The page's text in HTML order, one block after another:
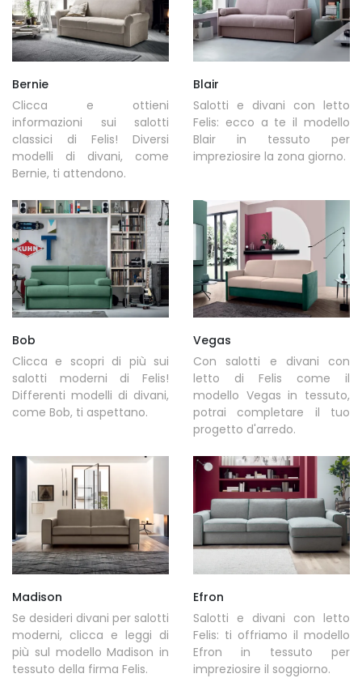
Bernie
Clicca e ottieni
informazioni sui salotti
classici di Felis! Diversi
modelli di divani, come
Bernie, ti attendono.
Blair
Salotti e divani con letto
Felis: ecco a te il modello
Blair in tessuto per
impreziosire la zona giorno.
Bob
Clicca e scopri di più sui
salotti moderni di Felis!
Differenti modelli di divani,
come Bob, ti aspettano.
Vegas
Con salotti e divani con
letto di Felis come il
modello Vegas in tessuto,
potrai completare il tuo
progetto d'arredo.
Madison
Se desideri divani per salotti
moderni, clicca e leggi di
più sul modello Madison in
tessuto della firma Felis.
Efron
Salotti e divani con letto
Felis: ti offriamo il modello
Efron in tessuto per
impreziosire il soggiorno.